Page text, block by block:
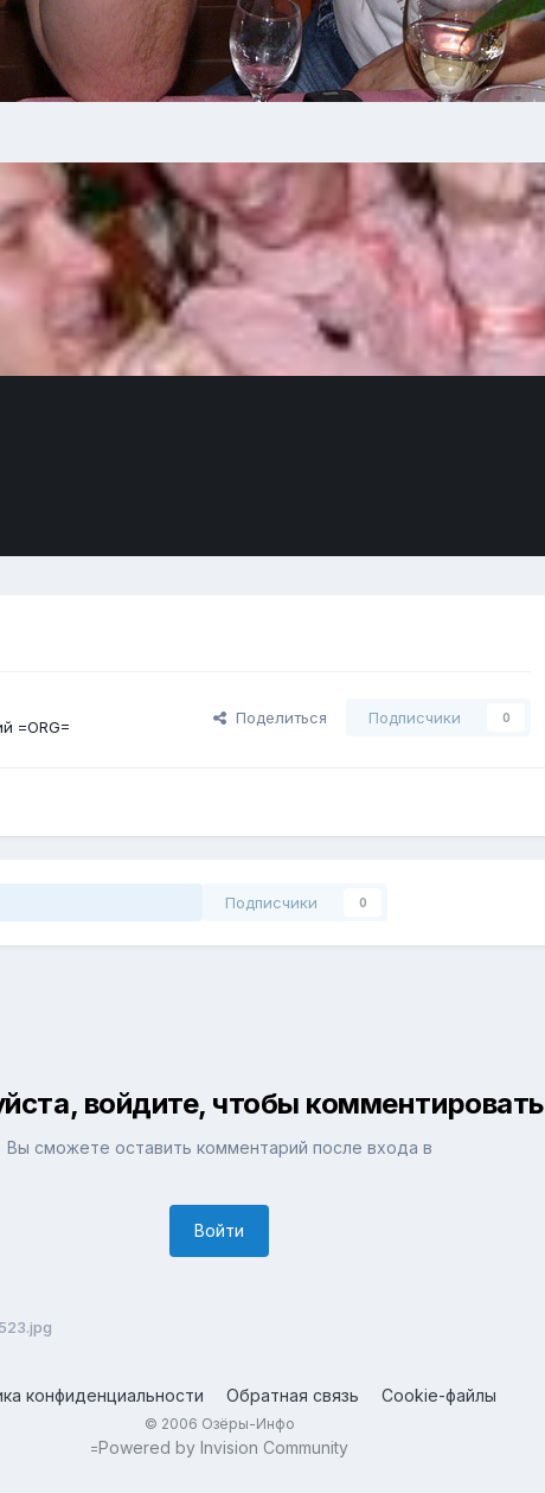
=ORG=
Поделиться Подписчики 0
Подписчики 0
войдите, чтобы комментировать
Вы сможете оставить комментарий после входа в
Войти
523.jpg
конфиденциальности Обратная связь Cookie-файлы
© 2006 Озёры-Инфо
=Powered by Invision Community